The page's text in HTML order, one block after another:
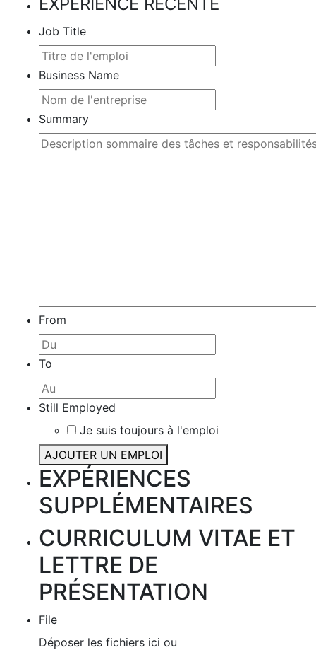
Job Title
Business Name
Summary
From
To
Still Employed
Je suis toujours à l'emploi
AJOUTER UN EMPLOI
EXPÉRIENCES
SUPPLÉMENTAIRES
CURRICULUM VITAE ET
LETTRE DE
PRÉSENTATION
File
Déposer les fichiers ici ou